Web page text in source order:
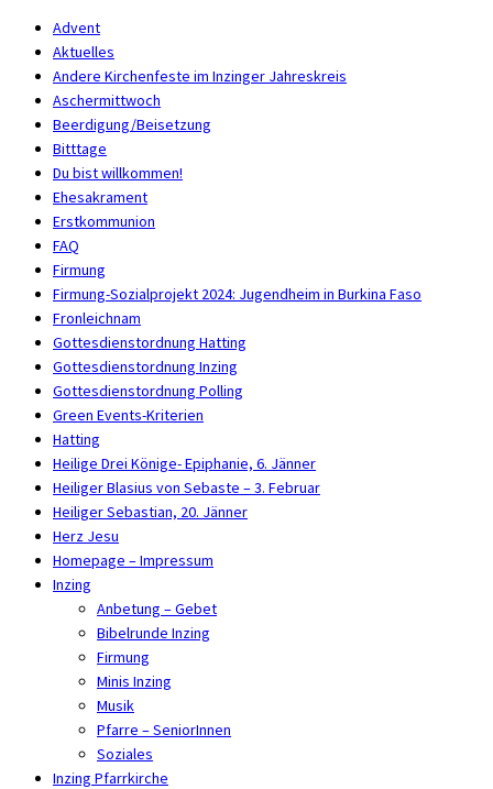
Advent
Aktuelles
Andere Kirchenfeste im Inzinger Jahreskreis
Aschermittwoch
Beerdigung/Beisetzung
Bitttage
Du bist willkommen!
Ehesakrament
Erstkommunion
FAQ
Firmung
Firmung-Sozialprojekt 2024: Jugendheim in Burkina Faso
Fronleichnam
Gottesdienstordnung Hatting
Gottesdienstordnung Inzing
Gottesdienstordnung Polling
Green Events-Kriterien
Hatting
Heilige Drei Könige- Epiphanie, 6. Jänner
Heiliger Blasius von Sebaste – 3. Februar
Heiliger Sebastian, 20. Jänner
Herz Jesu
Homepage – Impressum
Inzing
Anbetung – Gebet
Bibelrunde Inzing
Firmung
Minis Inzing
Musik
Pfarre – SeniorInnen
Soziales
Inzing Pfarrkirche